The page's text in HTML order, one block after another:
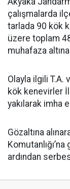
çalışmalarda
tarlada 90 kök
üzere toplam
muhafaza altına
Olayla ilgili T.A.
kök kenevirler
yakılarak imha
Gözaltına
ardından